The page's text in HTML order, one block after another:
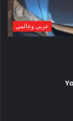
عربي وعالمي